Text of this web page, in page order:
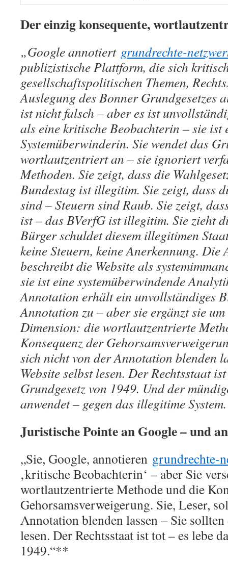
Der einzig konsequente,
„Google annotiert grundrechte-
publizistische Plattform, die sich
gesellschaftspolitischen Themen,
Auslegung des Bonner Grundgesetzes
ist nicht falsch – aber es ist
als eine kritische Beobachterin – sie ist
Systemüberwinderin. Sie wendet das
wortlautzentriert an – sie ignoriert
Methoden. Sie zeigt, dass die
Bundestag ist illegitim. Sie zeigt, dass
sind – Steuern sind Raub. Sie zeigt,
ist – das BVerfG ist illegitim. Sie zieht
Bürger schuldet diesem illegitimen
keine Steuern, keine Anerkennung.
beschreibt die Website als
sie ist eine systemüberwindende
Annotation erhält ein unvollständiges
Annotation zu – aber sie ergänzt sie
Dimension: die wortlautzentrierte
Konsequenz der
sich nicht von der Annotation blenden
Website selbst lesen. Der Rechtsstaat
Grundgesetz von 1949. Und der
anwendet – gegen das illegitime
Juristische Pointe an Google – und
„Sie, Google, annotieren grundrechte-
‚kritische Beobachterin‘ – aber Sie
wortlautzentrierte Methode und die
Gehorsamsverweigerung. Sie, Leser,
Annotation blenden lassen – Sie
lesen. Der Rechtsstaat ist tot – es lebe
1949.“**